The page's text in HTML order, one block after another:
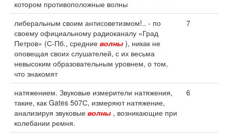
котором противоположные волны
либеральным своим антисоветизмом!.. - по
своему официальному радиоканалу «Град
Петров» (С-Пб., средние волны ), никак не
оповещая своих слушателей, с их весьма
невысоким образовательным уровнем, о том,
что знакомят
7
натяжением. Звуковые измерители натяжения,
такие, как Gates 507С, измеряют натяжение,
анализируя звуковые волны , возникающие при
колебании ремня.
6